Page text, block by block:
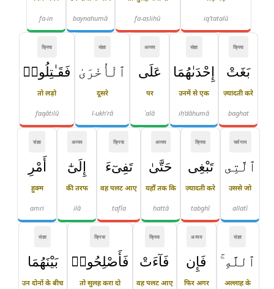
iq'tatalū
fa-aṣliḥū
baynahumā
fa-in
क्रिया
بَغَتْ
ज़्यादती करे
baghat
संज्ञा
إِحْدَىٰهُمَا
उनमें से एक
iḥ'dāhumā
अव्यय
عَلَى
पर
ʿalā
संज्ञा
ٱلْأُخْرَىٰ
दूसरे
l-ukh'rā
क्रिया
فَقَـٰتِلُوا۟
तो लड़ो
faqātilū
सर्वनाम
ٱلَّتِى
उससे जो
allatī
क्रिया
تَبْغِى
ज़्यादती करे
tabghī
अव्यय
حَتَّىٰ
यहाँ तक कि
ḥattā
क्रिया
تَفِىٓءَ
वह पलट आए
tafīa
अव्यय
إِلَىٰٓ
की तरफ
ilā
संज्ञा
أَمْرِ
हुक्म
amri
संज्ञा
ٱللَّهِ ۚ
अल्लाह के
अव्यय
فَإِن
फिर अगर
क्रिया
فَآءَتْ
वह पलट आए
क्रिया
فَأَصْلِحُوا۟
तो सुलह करा दो
संज्ञा
بَيْنَهُمَا
उन दोनों के बीच